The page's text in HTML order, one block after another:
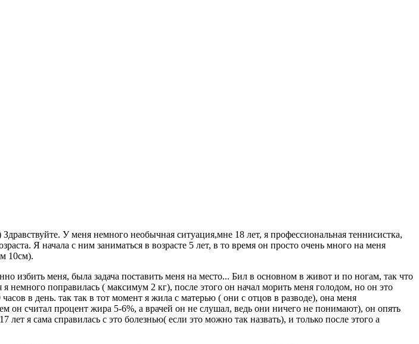
У меня немного необычная ситуация,мне 18 лет, я профессиональная теннисистка,
Я начала с ним заниматься в возрасте 5 лет, в то время он просто очень много на меня
10см).
избить меня, была задача поставить меня на место... Бил в основном в живот и по ногам, так что
поправилась ( максимум 2 кг), после этого он начал морить меня голодом, но он это
в день. так так в тот момент я жила с матерью ( они с отцов в разводе), она меня
он считал процент жира 5-6%, а врачей он не слушал, ведь они ничего не понимают), он опять
я сама справилась с это болезнью( если это можно так назвать), и только после этого а